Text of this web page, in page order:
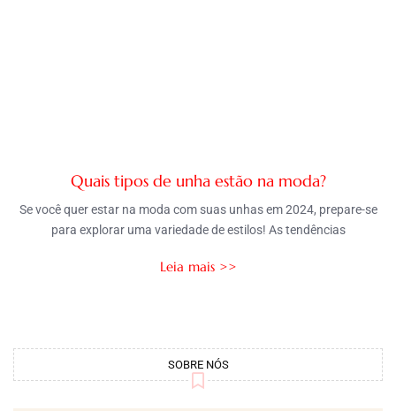
Quais tipos de unha estão na moda?
Se você quer estar na moda com suas unhas em 2024, prepare-se
para explorar uma variedade de estilos! As tendências
Leia mais >>
SOBRE NÓS